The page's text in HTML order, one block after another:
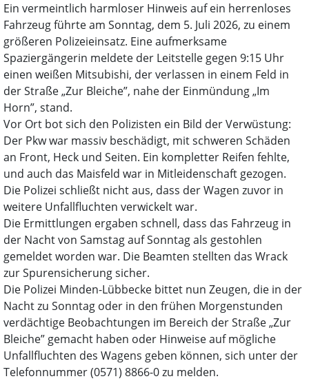
Ein vermeintlich harmloser Hinweis auf ein herrenloses
Fahrzeug führte am Sonntag, dem 5. Juli 2026, zu einem
größeren Polizeieinsatz. Eine aufmerksame
Spaziergängerin meldete der Leitstelle gegen 9:15 Uhr
einen weißen Mitsubishi, der verlassen in einem Feld in
der Straße „Zur Bleiche”, nahe der Einmündung „Im
Horn”, stand.
Vor Ort bot sich den Polizisten ein Bild der Verwüstung:
Der Pkw war massiv beschädigt, mit schweren Schäden
an Front, Heck und Seiten. Ein kompletter Reifen fehlte,
und auch das Maisfeld war in Mitleidenschaft gezogen.
Die Polizei schließt nicht aus, dass der Wagen zuvor in
weitere Unfallfluchten verwickelt war.
Die Ermittlungen ergaben schnell, dass das Fahrzeug in
der Nacht von Samstag auf Sonntag als gestohlen
gemeldet worden war. Die Beamten stellten das Wrack
zur Spurensicherung sicher.
Die Polizei Minden-Lübbecke bittet nun Zeugen, die in der
Nacht zu Sonntag oder in den frühen Morgenstunden
verdächtige Beobachtungen im Bereich der Straße „Zur
Bleiche” gemacht haben oder Hinweise auf mögliche
Unfallfluchten des Wagens geben können, sich unter der
Telefonnummer (0571) 8866-0 zu melden.